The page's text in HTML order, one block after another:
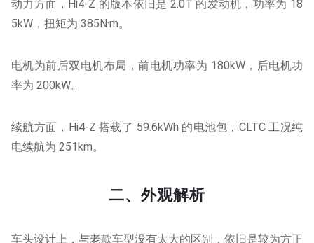
动力方面，Hi4-Z 的版本依旧是 2.0T 的发动机，功率为 18
5kW，扭矩为 385N·m。
电机为前后双电机布局，前电机功率为 180kW，后电机功
率为 200kW。
续航方面，Hi4-Z 搭载了 59.6kWh 的电池包，CLTC 工况纯
电续航为 251km。
二、外观解析
车头设计上，与老款车型没有太大的区别，依旧是较为方正